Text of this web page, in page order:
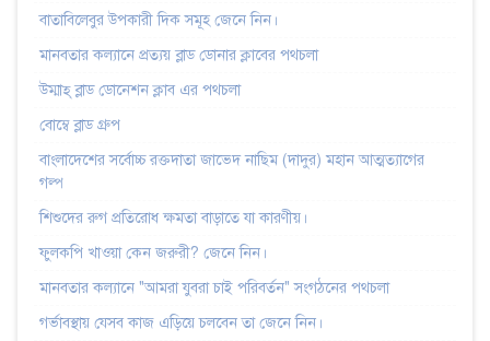
বাতাবিলেবুর উপকারী দিক সমূহ জেনে নিন।
মানবতার কল্যানে প্রত্যয় ব্লাড ডোনার ক্লাবের পথচলা
উম্মাহ্‌ ব্লাড ডোনেশন ক্লাব এর পথচলা
বোম্বে ব্লাড গ্রুপ
বাংলাদেশের সর্বোচ্চ রক্তদাতা জাভেদ নাছিম (দাদুর) মহান আত্মত্যাগের
গল্প
শিশুদের রুগ প্রতিরোধ ক্ষমতা বাড়াতে যা কারণীয়।
ফুলকপি খাওয়া কেন জরুরী? জেনে নিন।
মানবতার কল্যানে "আমরা যুবরা চাই পরিবর্তন" সংগঠনের পথচলা
গর্ভাবস্থায় যেসব কাজ এড়িয়ে চলবেন তা জেনে নিন।